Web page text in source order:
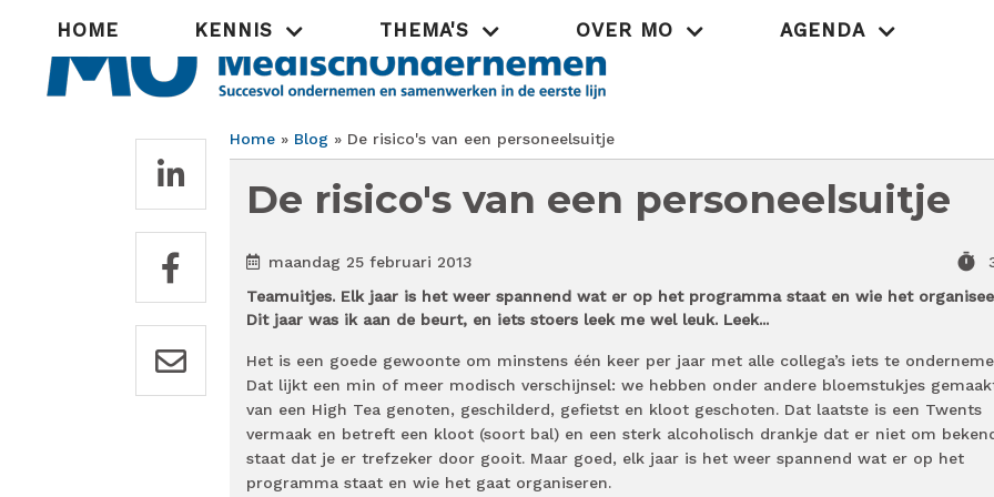
Hoofdnavigatie
HOME KENNIS THEMA'S OVER MO AGENDA
Kruimelpad
Home Blog De risico's van een personeelsuitje
De risico's van een personeelsuitje
maandag 25 februari 2013 timer
Teamuitjes. Elk jaar is het weer spannend wat er op het programma staat en wie het
Dit jaar was ik aan de beurt, en iets stoers leek me wel leuk. Leek...
Het is een goede gewoonte om minstens één keer per jaar met alle collega’s iets te
Dat lijkt een min of meer modisch verschijnsel: we hebben onder andere bloemstukjes
van een High Tea genoten, geschilderd, gefietst en kloot geschoten. Dat laatste is een Twents
vermaak en betreft een kloot (soort bal) en een sterk alcoholisch drankje dat er niet om
staat dat je er trefzeker door gooit. Maar goed, elk jaar is het weer spannend wat er op het
programma staat en wie het gaat organiseren.